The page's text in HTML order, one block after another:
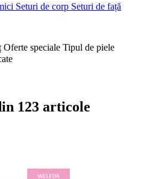
Seturi de corp Seturi de față
Oferte speciale Tipul de piele
123 articole